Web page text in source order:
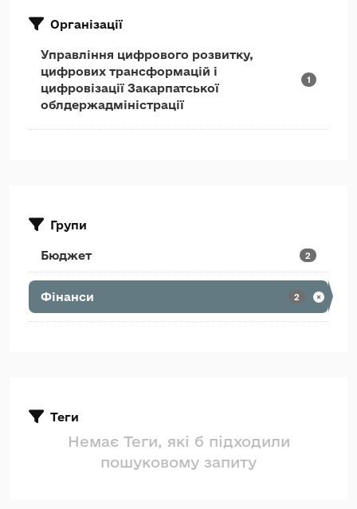
Організації
Управління цифрового розвитку,
цифрових трансформацій і
цифровізації Закарпатської
облдержадміністрації
1
Групи
Бюджет 2
Фінанси 2
Теги
Немає Теги, які б підходили
пошуковому запиту